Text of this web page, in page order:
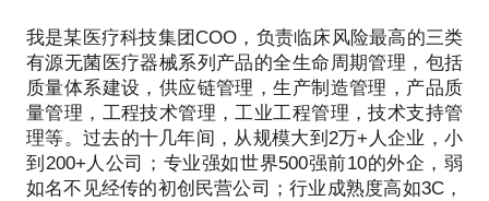
不仅解决过这些问题，同时也从无到有地搭建过集团
运营管理体系，有效规避这些问题，将与你分享解决
之道和创新之路的纯干货。
PS.在选择与我通话前，请把你的问题更具体化，毕
多挑战，发现了诸多规律。在这里我将给你指导，与
你分享择业、职场晋升的门道，帮助更多学弟学妹或
业能进医疗圈？
你的专业适不适合进医疗圈？
哪些岗位能力比专业重要？
医疗企业看重跨界者哪些特质？
跨界者简历应如何展现？
跨界者面试前，By Default应该知道哪些？
医疗法规繁多，哪些是主要法规，学习优先级怎样，
我是某医疗科技集团COO，负责临床风险最高的三类
有源无菌医疗器械系列产品的全生命周期管理，包括
质量体系建设，供应链管理，生产制造管理，产品质
量管理，工程技术管理，工业工程管理，技术支持管
理等。过去的十几年间，从规模大到2万+人企业，小
到200+人公司；专业强如世界500强前10的外企，弱
如名不见经传的初创民营公司；行业成熟度高如3C，